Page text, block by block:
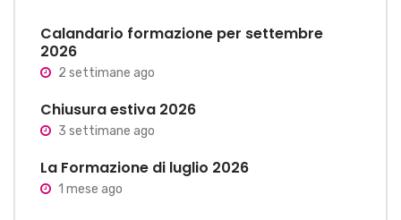
Calandario formazione per settembre
2026
2 settimane ago
Chiusura estiva 2026
3 settimane ago
La Formazione di luglio 2026
1 mese ago